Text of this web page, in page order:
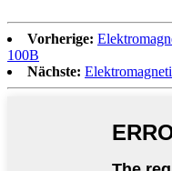
Vorherige:
100B
Nächste: